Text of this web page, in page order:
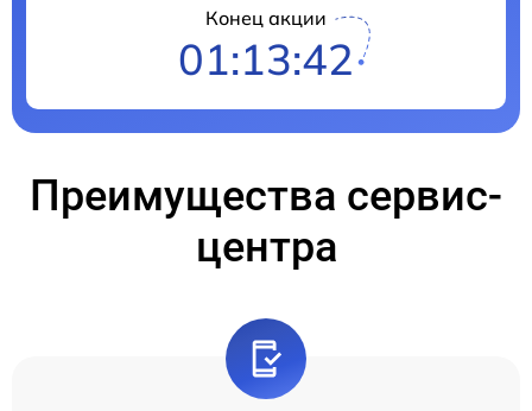
Конец акции
01:13:40
Преимущества сервис-
центра